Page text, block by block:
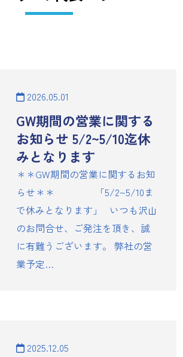
2026.05.01
GW期間の営業に関する
お知らせ 5/2~5/10迄休
みとなります
＊＊GW期間の営業に関するお知
らせ＊＊ 「5/2~5/10ま
で休みとなります」 いつも沢山
のお問合せ、ご発注を頂き、誠
に有難うございます。 弊社の営
業予定…
2025.12.05